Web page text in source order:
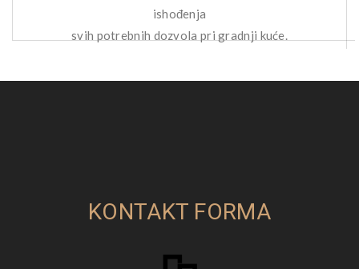
ishođenja
svih potrebnih dozvola pri gradnji kuće.
KONTAKT FORMA